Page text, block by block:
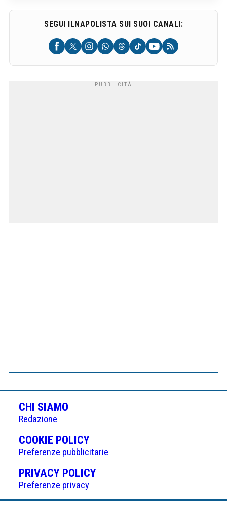
SEGUI ILNAPOLISTA SUI SUOI CANALI:
CHI SIAMO
Redazione
COOKIE POLICY(APRE
IN
UNA
NUOVA
Preferenze pubblicitarie
PRIVACY POLICY(APRE
UNA
Preferenze privacy